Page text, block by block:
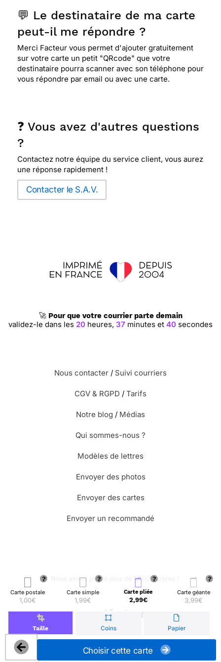
Carte postale
1,00€
Carte simple
1,99€
Carte pliée
2,99€
Carte géante
3,99€
Taille Coins Papier
Choisir cette carte
💬 Le destinataire de ma carte
peut-il me répondre ?
Merci Facteur vous permet d'ajouter gratuitement
sur votre carte un petit "QRcode" que votre
destinataire pourra scanner avec son téléphone pour
vous répondre par email ou avec une carte.
❓ Vous avez d'autres questions
?
Contactez notre équipe du service client, vous aurez
une réponse rapidement !
Contacter le S.A.V.
🚀 Pour que votre courrier parte demain
validez-le dans les 20 heures, 37 minutes et 39 secondes
Nous contacter / Suivi courriers
CGV & RGPD / Tarifs
Notre blog / Médias
Qui sommes-nous ?
Modèles de lettres
Envoyer des photos
Envoyer des cartes
Envoyer un recommandé
🌳 Nous avons planté plus de 13.000 arbres !
© Merci Facteur